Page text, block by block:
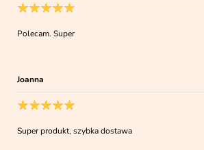
Polecam. Super
Joanna
Super produkt, szybka dostawa